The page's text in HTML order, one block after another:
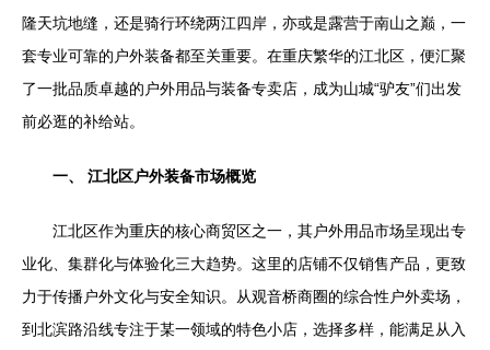
隆天坑地缝，还是骑行环绕两江四岸，亦或是露营于南山之巅，一
套专业可靠的户外装备都至关重要。在重庆繁华的江北区，便汇聚
了一批品质卓越的户外用品与装备专卖店，成为山城“驴友”们出发
前必逛的补给站。
一、 江北区户外装备市场概览
江北区作为重庆的核心商贸区之一，其户外用品市场呈现出专
业化、集群化与体验化三大趋势。这里的店铺不仅销售产品，更致
力于传播户外文化与安全知识。从观音桥商圈的综合性户外卖场，
到北滨路沿线专注于某一领域的特色小店，选择多样，能满足从入